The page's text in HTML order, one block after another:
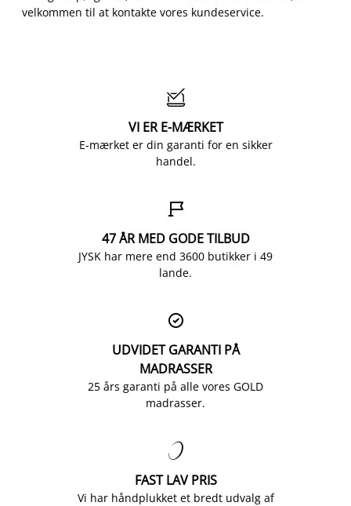
velkommen til at kontakte vores kundeservice.

VI ER E-MÆRKET
E-mærket er din garanti for en sikker
handel.

47 ÅR MED GODE TILBUD
JYSK har mere end 3600 butikker i 49
lande.

UDVIDET GARANTI PÅ
MADRASSER
25 års garanti på alle vores GOLD
madrasser.

FAST LAV PRIS
Vi har håndplukket et bredt udvalg af